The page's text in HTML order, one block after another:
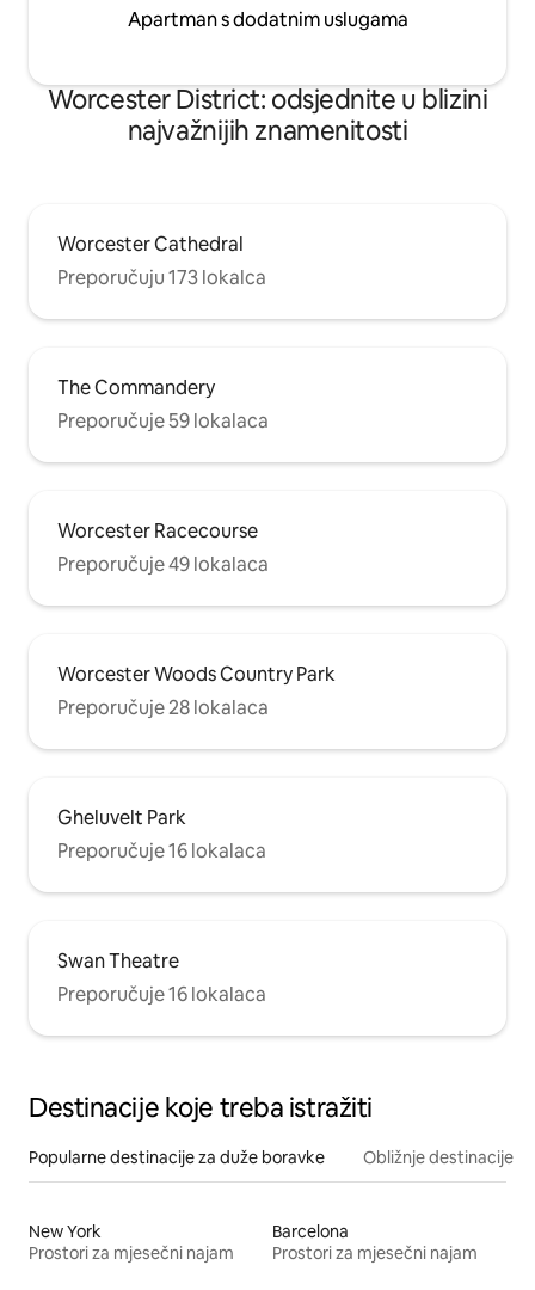
Apartman s dodatnim uslugama
Worcester District: odsjednite u blizini
najvažnijih znamenitosti
Worcester Cathedral
Preporučuju 173 lokalca
The Commandery
Preporučuje 59 lokalaca
Worcester Racecourse
Preporučuje 49 lokalaca
Worcester Woods Country Park
Preporučuje 28 lokalaca
Gheluvelt Park
Preporučuje 16 lokalaca
Swan Theatre
Preporučuje 16 lokalaca
Destinacije koje treba istražiti
Popularne destinacije za duže boravke Obližnje destinacije
New York
Prostori za mjesečni najam
Barcelona
Prostori za mjesečni najam